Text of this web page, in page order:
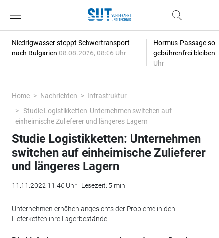
Niedrigwasser stoppt Schwertransport
nach Bulgarien 08.08.2026, 08:06 Uhr
Hormus-Passage
gebührenfrei bleiben
Uhr
Home Nachrichten
Infrastruktur
Studie Logistikketten: Unternehmen switchen auf
einheimische Zulieferer und längeres Lagern
Studie Logistikketten: Unternehmen
switchen auf einheimische Zulieferer
und längeres Lagern
11.11.2022 11:46 Uhr | Lesezeit: 5 min
Unternehmen erhöhen angesichts der Probleme in den
Lieferketten ihre Lagerbestände.